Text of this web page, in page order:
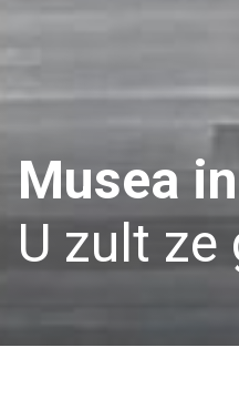
Musea
U zult ze